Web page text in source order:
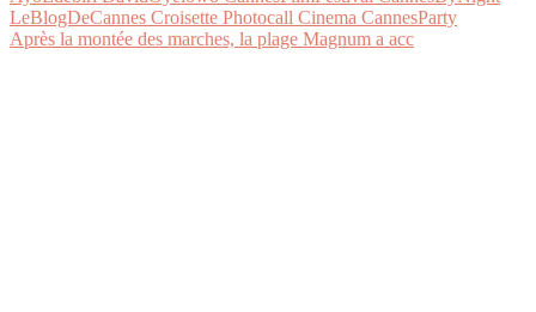
Après la montée des marches, la plage Magnum a acc